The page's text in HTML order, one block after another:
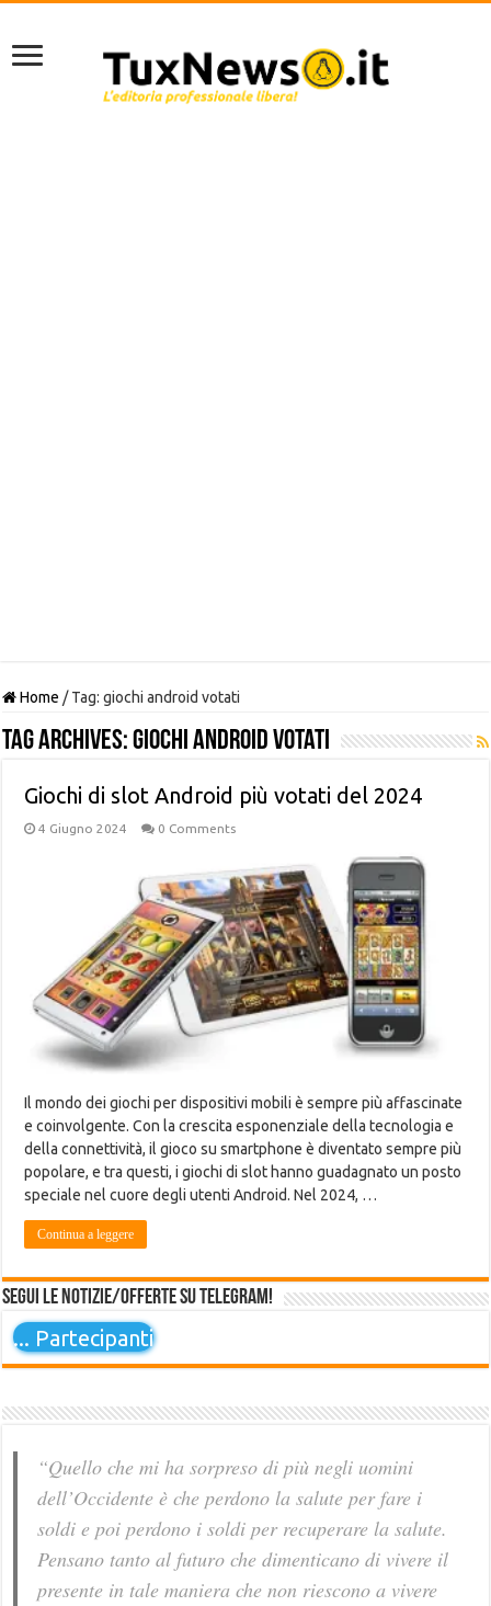
Home / Tag:giochi android votati
Tag Archives:giochi android votati
Giochi di slot Android più votati del 2024
4 Giugno 2024 0 Comments
Il mondo dei giochi per dispositivi mobili è sempre più affascinate
e coinvolgente. Con la crescita esponenziale della tecnologia e
della connettività, il gioco su smartphone è diventato sempre più
popolare, e tra questi, i giochi di slot hanno guadagnato un posto
speciale nel cuore degli utenti Android. Nel 2024, …
Continua a leggere
Segui le notizie/offerte su Telegram!
... Partecipanti
“Quello che mi ha sorpreso di più negli uomini
dell’Occidente è che perdono la salute per fare i
soldi e poi perdono i soldi per recuperare la salute.
Pensano tanto al futuro che dimenticano di vivere il
presente in tale maniera che non riescono a vivere